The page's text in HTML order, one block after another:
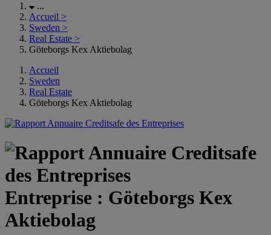
...
Accueil >
Sweden >
Real Estate >
Göteborgs Kex Aktiebolag
Accueil
Sweden
Real Estate
Göteborgs Kex Aktiebolag
Entreprise : Göteborgs Kex
Aktiebolag